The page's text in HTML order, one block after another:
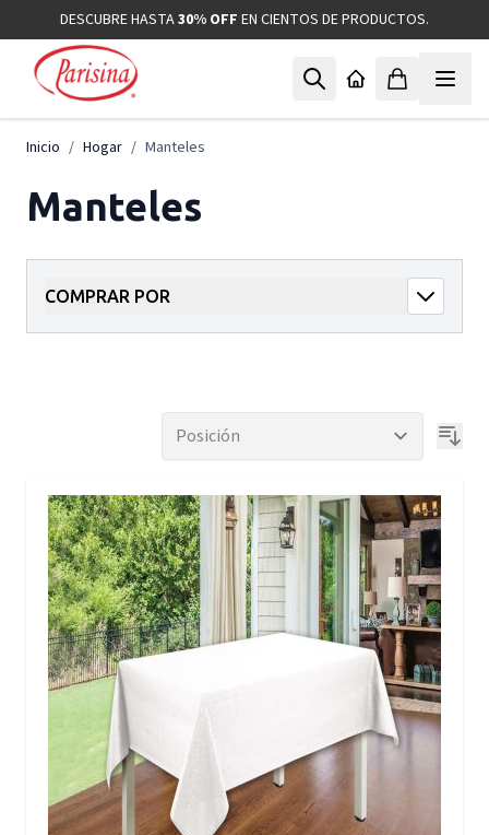
Ir al contenidoDESCUBRE HASTA30% OFF EN CIENTOS DE PRODUCTOS.
Inicio / Hogar / Manteles
Manteles
COMPRAR POR